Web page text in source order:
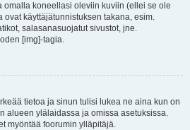
omalla koneellasi oleviin kuviin (ellei se ole
käyttäjätunnistuksen takana, esim.
salasanasuojatut sivustot, jne.
[img]-tagia.
tietoa ja sinun tulisi lukea ne aina kun on
alueen ylälaidassa ja omissa asetuksissa.
myöntää foorumin ylläpitäjä.